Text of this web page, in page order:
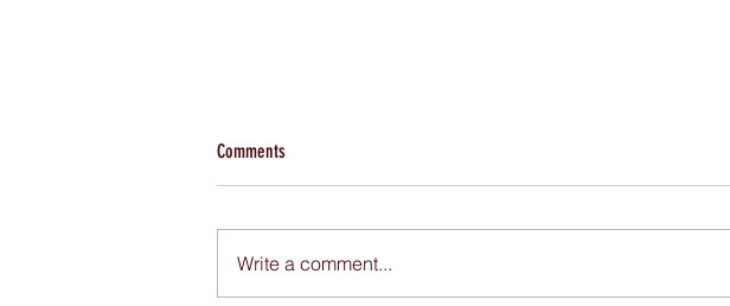
Comments
Write a comment...